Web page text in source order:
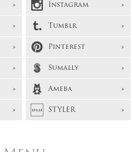
Instagram
Tumblr
Pinterest
Sumally
Ameba
STYLER